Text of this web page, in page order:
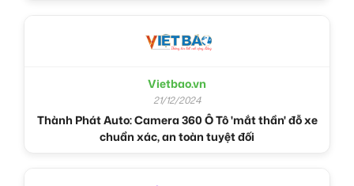
Vietbao.vn
21/12/2024
Thành Phát Auto: Camera 360 Ô Tô 'mắt thần' đỗ xe
chuẩn xác, an toàn tuyệt đối